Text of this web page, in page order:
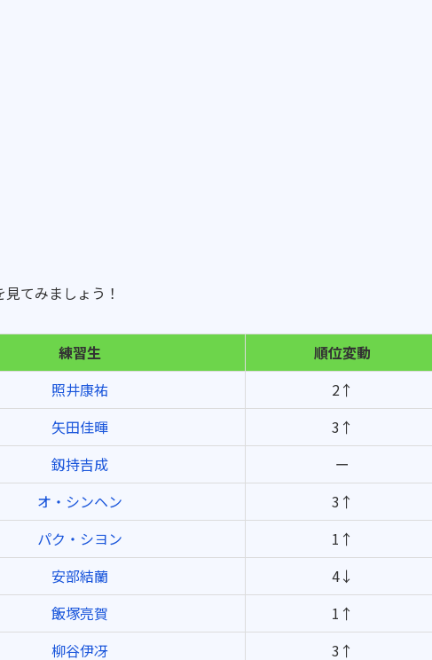
てみましょう！
練習生
順位変動
照井康祐
2↑
矢田佳暉
3↑
釼持吉成
ー
オ・シンヘン
3↑
パク・シヨン
1↑
安部結蘭
4↓
飯塚亮賀
1↑
柳谷伊冴 3↑